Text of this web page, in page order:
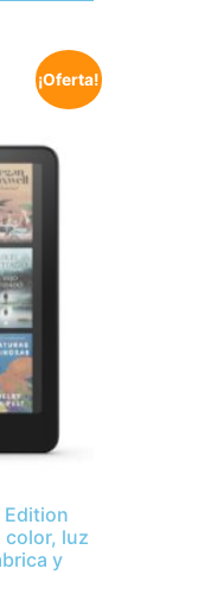
¡Oferta!
color, luz
y